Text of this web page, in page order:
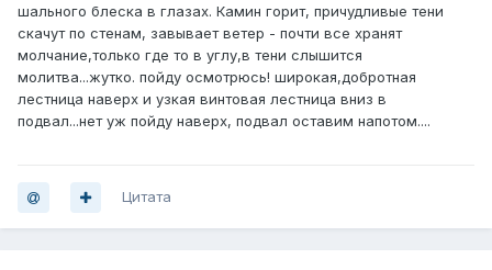
шального блеска в глазах. Камин горит, причудливые тени
скачут по стенам, завывает ветер - почти все хранят
молчание,только где то в углу,в тени слышится
молитва...жутко. пойду осмотрюсь! широкая,добротная
лестница наверх и узкая винтовая лестница вниз в
подвал...нет уж пойду наверх, подвал оставим напотом....
Цитата